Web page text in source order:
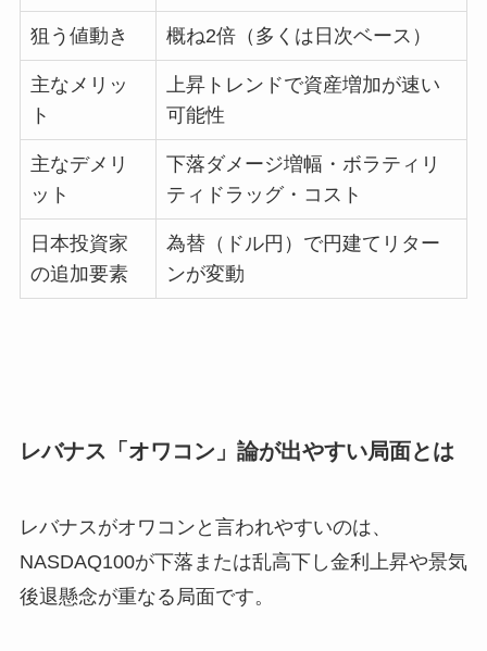
狙う値動き 概ね2倍（多くは日次ベース）
主なメリッ
ト
上昇トレンドで資産増加が速い
可能性
主なデメリ
ット
下落ダメージ増幅・ボラティリ
ティドラッグ・コスト
日本投資家
の追加要素
為替（ドル円）で円建てリター
ンが変動
レバナス「オワコン」論が出やすい局面とは
レバナスがオワコンと言われやすいのは、
NASDAQ100が下落または乱高下し金利上昇や景気
後退懸念が重なる局面です。